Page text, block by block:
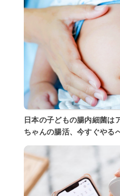
日本の子どもの腸内細菌は
ちゃんの腸活、今すぐやる